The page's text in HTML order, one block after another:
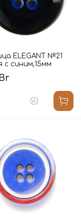
ELEGANT №21
с синим,15мм